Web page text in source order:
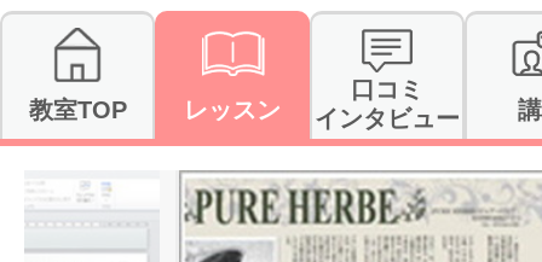
駅・路線か
通信講座を
体験レッス
教室TOP レッスン
口コミ
インタビュー